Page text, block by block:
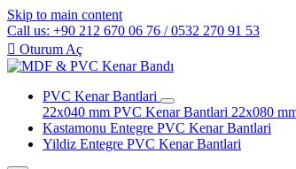
Skip to main content
Call us: +90 212 670 06 76 / 0532 270 91 53
 Oturum Aç
PVC Kenar Bantlari
22x040 mm PVC Kenar Bantlari 22x080
Kastamonu Entegre PVC Kenar Bantlari
Yildiz Entegre PVC Kenar Bantlari